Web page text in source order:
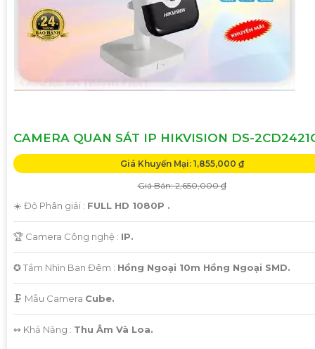
CAMERA QUAN SÁT IP HIKVISION DS-
Giá Khuyến Mại: 1,855,000 ₫
Giá Bán: 2,650,000 ₫
☀️ Độ Phân giải : FULL HD 1080P .
🏆 Camera Công nghệ : IP.
✪ Tầm Nhìn Ban Đêm : Hồng Ngoại 10m Hồng Ngoại SMD.
🗜️ Mẫu Camera Cube.
️↭ Khả Năng : Thu Âm Và Loa.